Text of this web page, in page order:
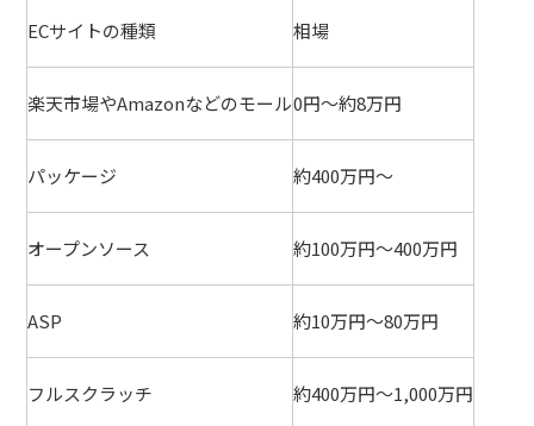
ECサイトの種類 相場
楽天市場やAmazonなどのモール0円～約8万円
パッケージ 約400万円～
オープンソース 約100万円～400万円
ASP 約10万円～80万円
フルスクラッチ 約400万円～1,000万円